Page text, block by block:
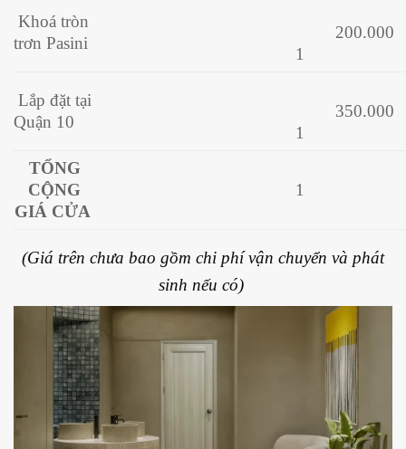
Khoá tròn
trơn Pasini
1
200.000
Lắp đặt tại
Quận 10
1
350.000
TỔNG
CỘNG
GIÁ CỬA
1
(Giá trên chưa bao gồm chi phí vận chuyển và phát
sinh nếu có)